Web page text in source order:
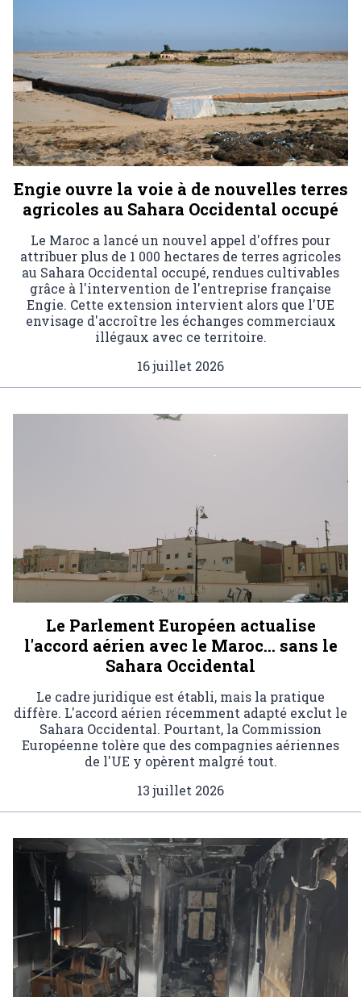
Engie ouvre la voie à de nouvelles terres
agricoles au Sahara Occidental occupé
Le Maroc a lancé un nouvel appel d'offres pour
attribuer plus de 1 000 hectares de terres agricoles
au Sahara Occidental occupé, rendues cultivables
grâce à l'intervention de l'entreprise française
Engie. Cette extension intervient alors que l'UE
envisage d'accroître les échanges commerciaux
illégaux avec ce territoire.
16 juillet 2026
Le Parlement Européen actualise
l'accord aérien avec le Maroc… sans le
Sahara Occidental
Le cadre juridique est établi, mais la pratique
diffère. L'accord aérien récemment adapté exclut le
Sahara Occidental. Pourtant, la Commission
Européenne tolère que des compagnies aériennes
de l'UE y opèrent malgré tout.
13 juillet 2026